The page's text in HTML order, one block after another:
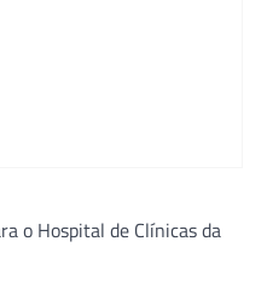
o Hospital de Clínicas da